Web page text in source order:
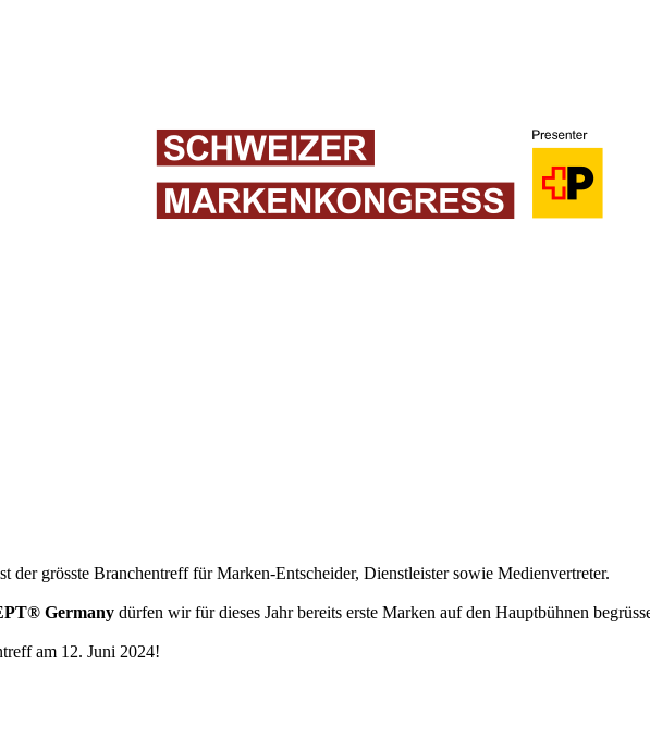
grösste Branchentreff für Marken-Entscheider, Dienstleister sowie Medienvertreter.
Germany dürfen wir für dieses Jahr bereits erste Marken auf den Hauptbühnen
am 12. Juni 2024!